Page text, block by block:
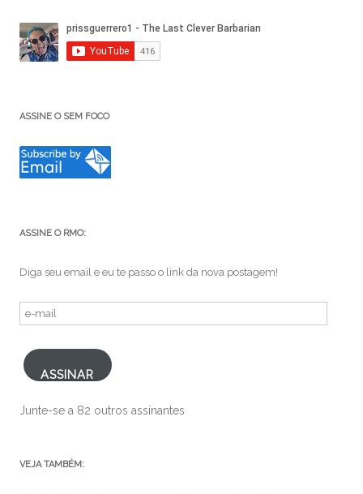
ASSINE O SEM FOCO
ASSINE O RMO:
Diga seu email e eu te passo o link da nova postagem!
e-
ASSINAR
Junte-se a 82 outros assinantes
VEJA TAMBÉM: